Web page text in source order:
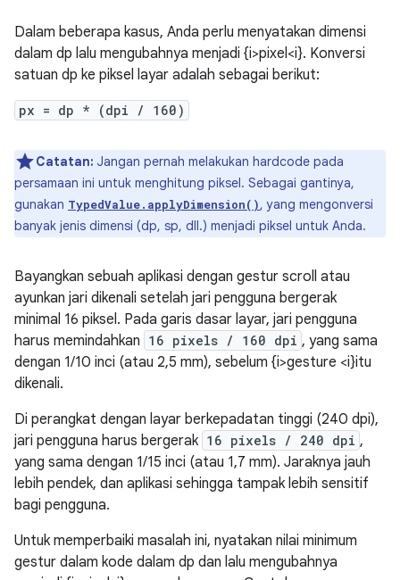
Dalam beberapa kasus, Anda perlu menyatakan dimensi
dalam dp lalu mengubahnya menjadi {i>pixel<i}. Konversi
satuan dp ke piksel layar adalah sebagai berikut:
px = dp * (dpi / 160)
Catatan: Jangan pernah melakukan hardcode pada
persamaan ini untuk menghitung piksel. Sebagai gantinya,
gunakan TypedValue.applyDimension(), yang mengonversi
banyak jenis dimensi (dp, sp, dll.) menjadi piksel untuk Anda.
Bayangkan sebuah aplikasi dengan gestur scroll atau
ayunkan jari dikenali setelah jari pengguna bergerak
minimal 16 piksel. Pada garis dasar layar, jari pengguna
harus memindahkan 16 pixels / 160 dpi , yang sama
dengan 1/10 inci (atau 2,5 mm), sebelum {i>gesture <i}itu
dikenali.
Di perangkat dengan layar berkepadatan tinggi (240 dpi),
jari pengguna harus bergerak 16 pixels / 240 dpi ,
yang sama dengan 1/15 inci (atau 1,7 mm). Jaraknya jauh
lebih pendek, dan aplikasi sehingga tampak lebih sensitif
bagi pengguna.
Untuk memperbaiki masalah ini, nyatakan nilai minimum
gestur dalam kode dalam dp dan lalu mengubahnya